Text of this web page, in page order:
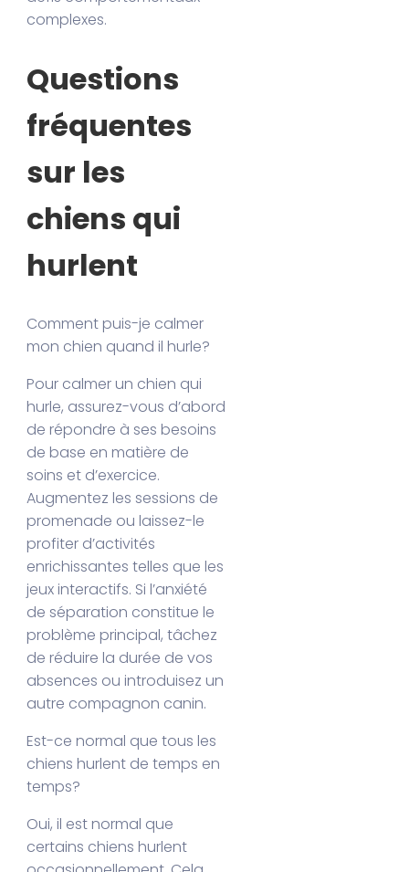
complexes.
Questions
fréquentes
sur les
chiens qui
hurlent
Comment puis-je calmer
mon chien quand il hurle?
Pour calmer un chien qui
hurle, assurez-vous d’abord
de répondre à ses besoins
de base en matière de
soins et d’exercice.
Augmentez les sessions de
promenade ou laissez-le
profiter d’activités
enrichissantes telles que les
jeux interactifs. Si l’anxiété
de séparation constitue le
problème principal, tâchez
de réduire la durée de vos
absences ou introduisez un
autre compagnon canin.
Est-ce normal que tous les
chiens hurlent de temps en
temps?
Oui, il est normal que
certains chiens hurlent